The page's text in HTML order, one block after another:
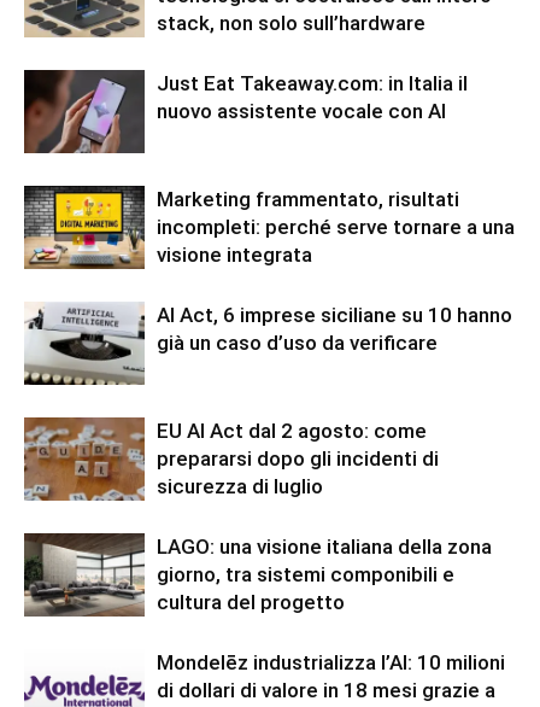
stack, non solo sull’hardware
Just Eat Takeaway.com: in Italia il
nuovo assistente vocale con AI
Marketing frammentato, risultati
incompleti: perché serve tornare a una
visione integrata
AI Act, 6 imprese siciliane su 10 hanno
già un caso d’uso da verificare
EU AI Act dal 2 agosto: come
prepararsi dopo gli incidenti di
sicurezza di luglio
LAGO: una visione italiana della zona
giorno, tra sistemi componibili e
cultura del progetto
Mondelēz industrializza l’AI: 10 milioni
di dollari di valore in 18 mesi grazie a